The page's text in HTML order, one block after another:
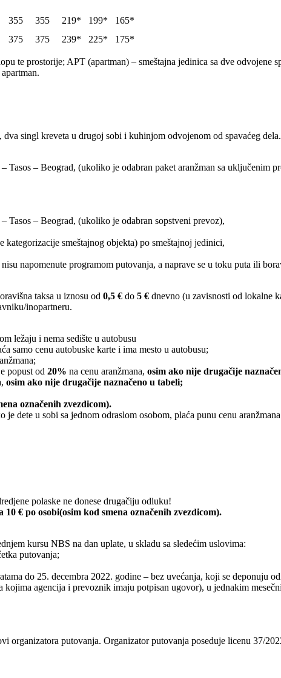
355 355 219* 199*
165*
375 375 239* 225* 175*
te prostorije; APT (apartman) – smeštajna jedinica sa dve odvojene
singl kreveta u drugoj sobi i kuhinjom odvojenom od spavaćeg dela.
– Beograd, (ukoliko je odabran paket aranžman sa uključenim
Tasos – Beograd, (ukoliko je odabran sopstveni prevoz),
smeštajnog objekta) po smeštajnoj jedinici,
napomenute programom putovanja, a naprave se u toku puta ili
taksa u iznosu od 0,5 € do 5 € dnevno (u zavisnosti od lokalne
inopartneru.
ležaju i nema sedište u autobusu
samo cenu autobuske karte i ima mesto u autobusu;
popust od 20% na cenu aranžmana, osim ako nije drugačije
osim ako nije drugačije naznačeno u tabeli;
označenih zvezdicom).
je dete u sobi sa jednom odraslom osobom, plaća punu cenu
polaske ne donese drugačiju odluku!
10 € po osobi(osim kod smena označenih zvezdicom).
kursu NBS na dan uplate, u skladu sa sledećim uslovima:
putovanja;
do 25. decembra 2022. godine – bez uvećanja, koji se deponuju
agencija i prevoznik imaju potpisan ugovor), u jednakim
organizatora putovanja. Organizator putovanja poseduje licenu 37/